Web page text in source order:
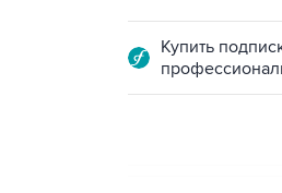
Купить